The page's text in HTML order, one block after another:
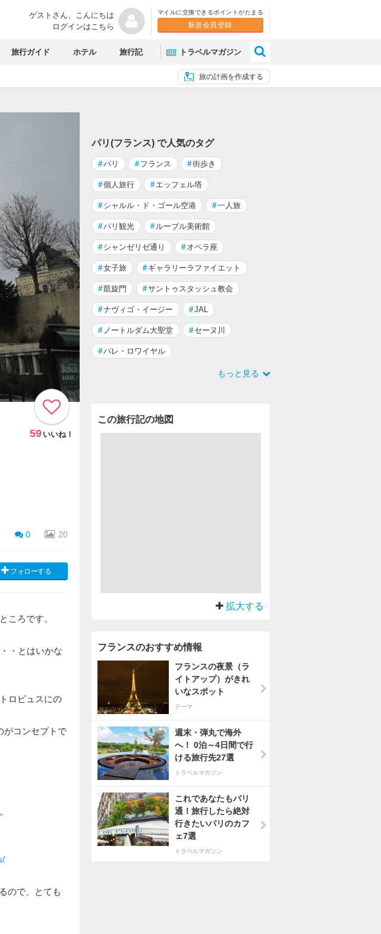
ゲストさん、 こんにちは
ログインはこちら
マイルに交換できるポイントがたまる
新規会員登録
旅行ガイド ホテル 旅行記 トラベルマガジン
旅の計画を作成する
59 いいね！
0 20
フォローする
ころです。
・とはいかな
ロビュスにの
がコンセプトで
ので、とても
パリ(フランス) で人気のタグ
#パリ # フランス #街歩き
#個人旅行 # エッフェル塔
# シャルル・ド・ゴール空港 #一人旅
#パリ観光 # ルーブル美術館
# シャンゼリゼ通り # オペラ座
#女子旅 # ギャラリーラファイエット
#凱旋門 #サントゥスタッシュ教会
#ナヴィゴ・イージー #JAL
# ノートルダム大聖堂 # セーヌ川
#パレ・ロワイヤル
もっと見る
この旅行記の地図
拡大する
フランスのおすすめ情報
フランスの夜景（ラ
イトアップ）がきれ
いなスポット
テーマ
週末・弾丸で海外
へ！ 0泊～4日間で行
ける旅行先27選
トラベルマガジン
これであなたもパリ
通！旅行したら絶対
行きたいパリのカフ
ェ7選
トラベルマガジン